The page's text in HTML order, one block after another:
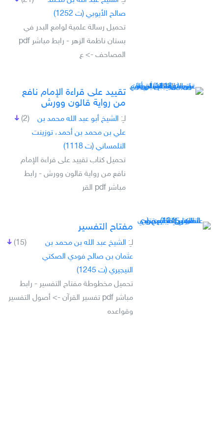
صالح الأيوبي (ت 1252)
تحميل رسالة علمية لوامع البدر في
بستان ناظمة الزهر - رابط مباشر pdf
المصاحف -> ع
تقييد على قراءة الإمام نافع
من رواية قالون وورش
(2) لـِ: الشيخ أبو عبد الله محمد بن
علي بن محمد بن أحمد، توزينت
التلمساني (ت 1118)
تحميل كتاب تقييد على قراءة الإمام
نافع من رواية قالون وورش - رابط
مباشر pdf القر
مفتاح التفسير
(15) لـِ: الشيخ عبد الله بن محمد بن
عثمان بن صالح فودي الصكتي
النيجيري (ت 1245)
تحميل مخطوطة مفتاح التفسير - رابط
مباشر pdf تفسير القرآن -> أصول التفسير
وقواعده